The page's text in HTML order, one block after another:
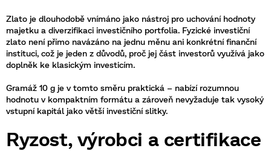
Zlato je dlouhodobě vnímáno jako nástroj pro uchování hodnoty
majetku a diverzifikaci investičního portfolia. Fyzické investiční
zlato není přímo navázáno na jednu měnu ani konkrétní finanční
instituci, což je jeden z důvodů, proč jej část investorů využívá jako
doplněk ke klasickým investicím.
Gramáž 10 g je v tomto směru praktická – nabízí rozumnou
hodnotu v kompaktním formátu a zároveň nevyžaduje tak vysoký
vstupní kapitál jako větší investiční slitky.
Ryzost, výrobci a certifikace